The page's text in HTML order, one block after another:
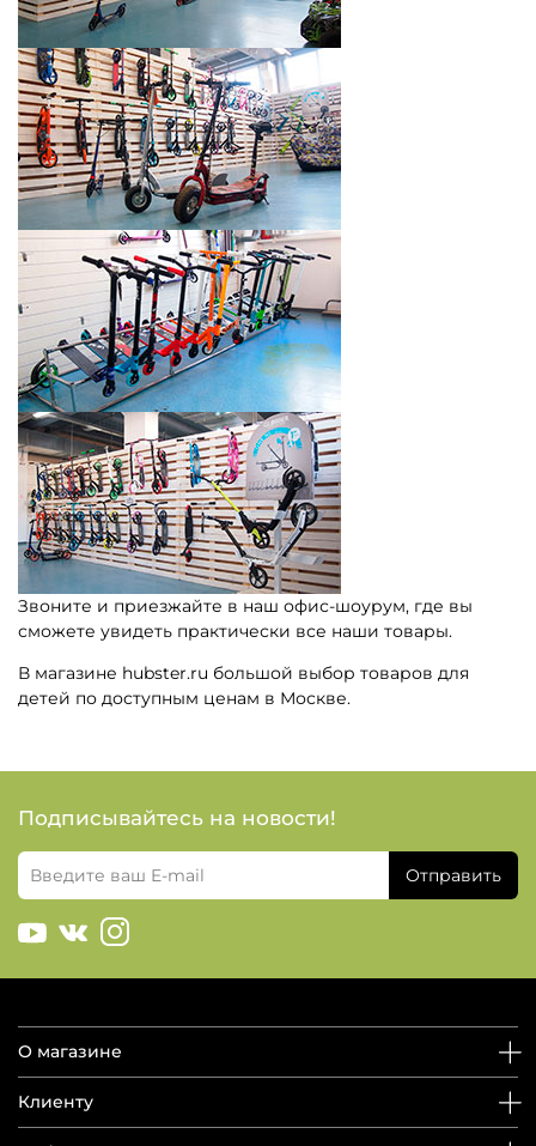
Звоните и приезжайте в наш офис-шоурум, где вы
сможете увидеть практически все наши товары.
В магазине hubster.ru большой выбор товаров для
детей по доступным ценам в Москве.
Подписывайтесь на новости!
Отправить
О магазине
Клиенту